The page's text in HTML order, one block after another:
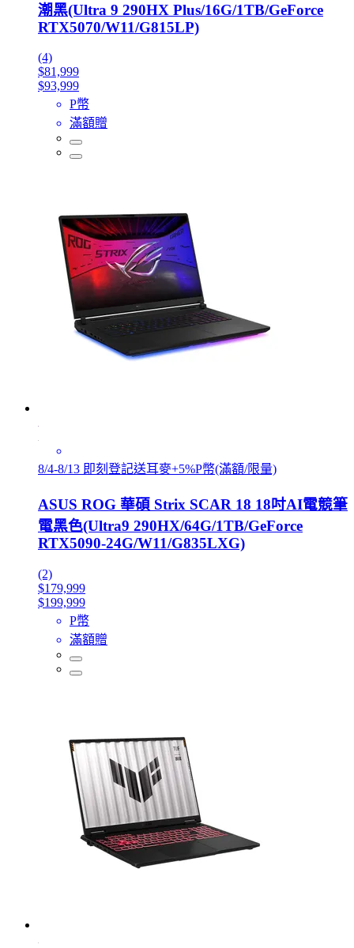
潮黑(Ultra 9 290HX Plus/16G/1TB/GeForce
RTX5070/W11/G815LP)
(4)
$81,999
$93,999
P幣
滿額贈
8/4-8/13 即刻登記送耳麥+5%P幣(滿額/限量)
ASUS ROG 華碩 Strix SCAR 18 18吋AI電競筆
電黑色(Ultra9 290HX/64G/1TB/GeForce
RTX5090-24G/W11/G835LXG)
(2)
$179,999
$199,999
P幣
滿額贈